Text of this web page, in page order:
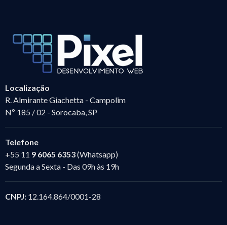
Localização
R. Almirante Giachetta - Campolim
Nº 185 / 02 - Sorocaba, SP
Telefone
+55 11 9 6065 6353(Whatsapp)
Segunda a Sexta - Das 09h às 19h
CNPJ: 12.164.864/0001-28